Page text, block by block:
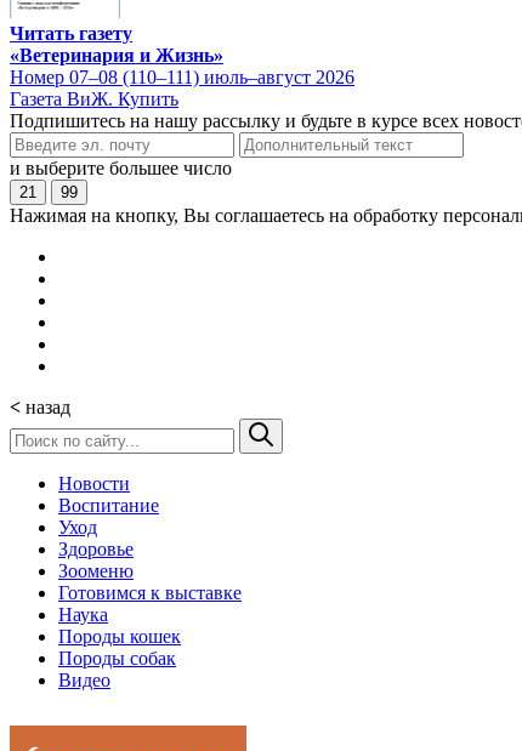
Читать газету
«Ветеринария и Жизнь»
Номер 07–08 (110–111) июль–август 2026
Газета ВиЖ. Купить
Подпишитесь на нашу рассылку и будьте в курсе всех
и выберите большее число
21 99
Нажимая на кнопку, Вы соглашаетесь на обработку
< назад
Новости
Воспитание
Уход
Здоровье
Зооменю
Готовимся к выставке
Наука
Породы кошек
Породы собак
Видео